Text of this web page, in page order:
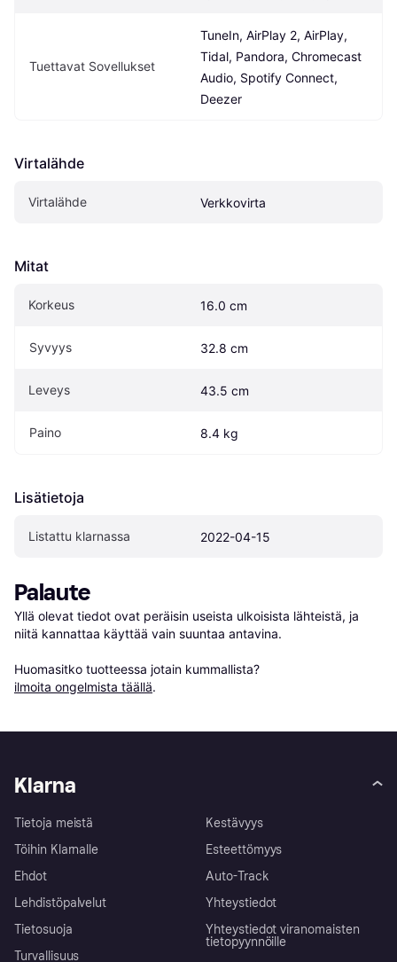
Tuettavat Sovellukset
TuneIn, AirPlay 2, AirPlay,
Tidal, Pandora, Chromecast
Audio, Spotify Connect,
Deezer
Virtalähde
Virtalähde Verkkovirta
Mitat
Korkeus 16.0 cm
Syvyys 32.8 cm
Leveys 43.5 cm
Paino 8.4 kg
Lisätietoja
Listattu klarnassa 2022-04-15
Palaute
Yllä olevat tiedot ovat peräisin useista ulkoisista lähteistä, ja
niitä kannattaa käyttää vain suuntaa antavina.
Huomasitko tuotteessa jotain kummallista?
ilmoita ongelmista täällä.
Klarna
Tietoja meistä
Töihin Klarnalle
Ehdot
Lehdistöpalvelut
Tietosuoja
Turvallisuus
Kestävyys
Esteettömyys
Auto-Track
Yhteystiedot
Yhteystiedot viranomaisten
tietopyynnöille